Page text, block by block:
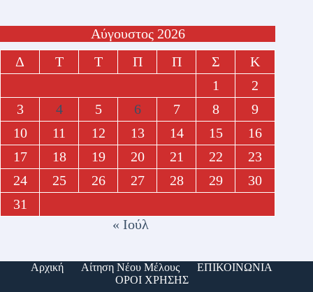
Αύγουστος 2026
Δ
Τ Τ Π Π Σ
Κ
1
2
3
4 5 6 7 8
9
10
11 12 13 14 15
16
17
18 19 20 21 22
23
24
25 26 27 28 29
30
31
« Ιούλ
Αρχική Αίτηση Νέου Μέλους
ΕΠΙΚΟΙΝΩΝΙΑ
ΟΡΟΙ ΧΡΗΣΗΣ